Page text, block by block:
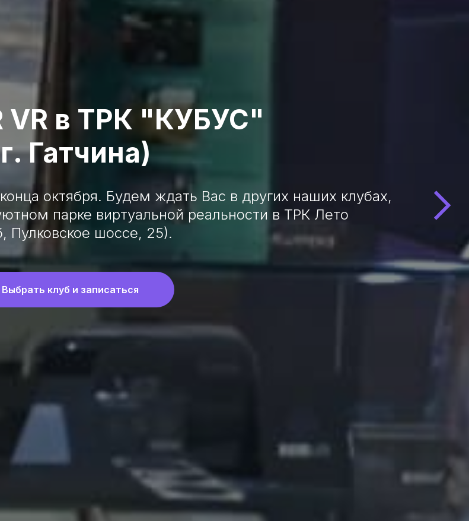
VR в ТРК "КУБУС"
Гатчина)
октября. Будем ждать Вас в других наших клубах,
парке виртуальной реальности в ТРК Лето
Пулковское шоссе, 25).
Выбрать клуб и записаться